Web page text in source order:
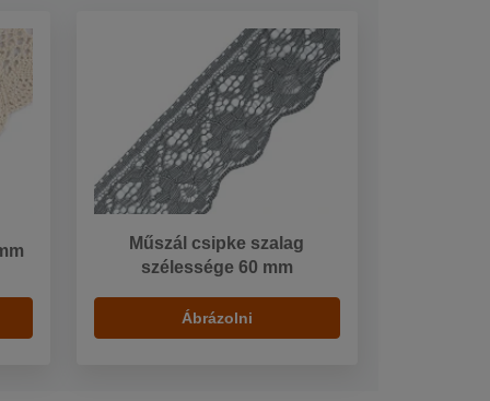
Műszál csipke szalag
szélessége 60 mm
Ábrázolni